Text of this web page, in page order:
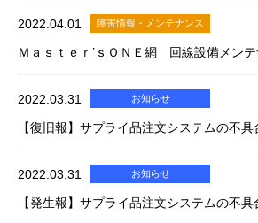
2022.04.01 障害情報・メンテナンス
Ｍａｓｔｅｒ’ｓＯＮＥ網 回線設備メン
2022.03.31 お知らせ
【復旧報】サプライ品注文システムの不具
2022.03.31 お知らせ
【発生報】サプライ品注文システムの不具